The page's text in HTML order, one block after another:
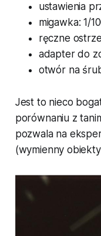
ustawienia
migawka: 1/
ręczne
adapter do
otwór na
Jest to nieco
porównaniu z
pozwala na
(wymienny